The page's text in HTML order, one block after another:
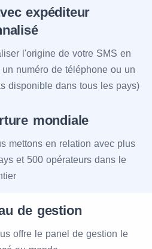
expéditeur
l'origine de votre SMS en
un numéro de téléphone ou un
disponible dans tous les pays)
mondiale
mettons en relation avec plus
et 500 opérateurs dans le
de gestion
offre le panel de gestion le